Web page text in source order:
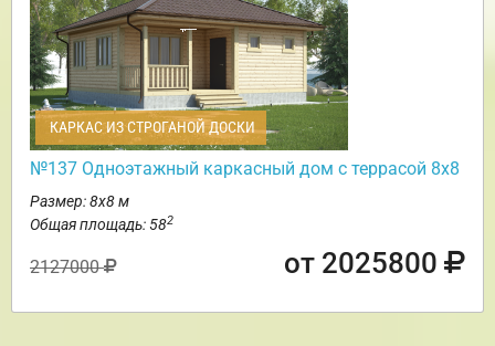
КАРКАС ИЗ СТРОГАНОЙ ДОСКИ
№137 Одноэтажный каркасный дом с террасой 8х8
Размер: 8х8 м
Общая площадь: 582
2127000 от 2025800